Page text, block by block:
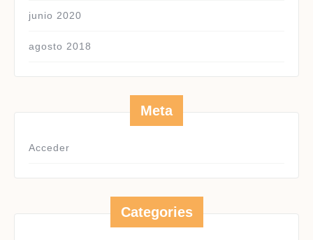
junio 2020
agosto 2018
Meta
Acceder
Categories